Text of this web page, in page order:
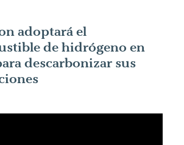
adoptará el
de hidrógeno en
descarbonizar sus